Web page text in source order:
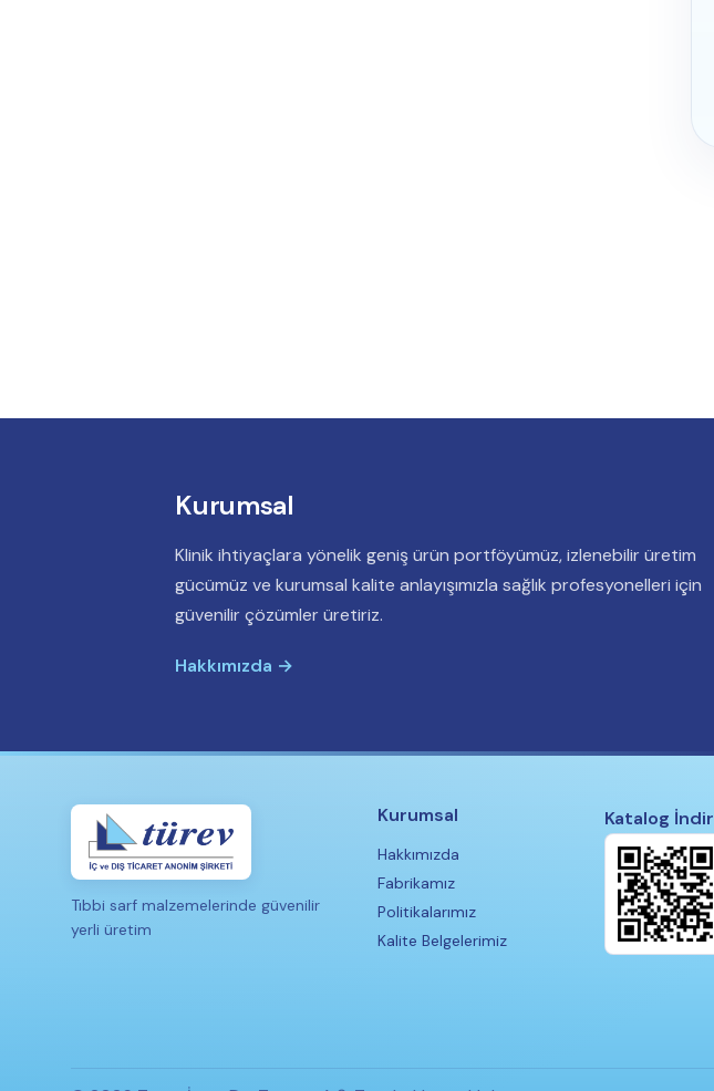
Kurumsal
Klinik ihtiyaçlara yönelik geniş ürün portföyümüz, izlenebilir üretim
gücümüz ve kurumsal kalite anlayışımızla sağlık profesyonelleri için
güvenilir çözümler üretiriz.
Hakkımızda →
Tıbbi sarf malzemelerinde güvenilir
yerli üretim
Kurumsal
Hakkımızda
Fabrikamız
Politikalarımız
Kalite Belgelerimiz
Katalog İndir